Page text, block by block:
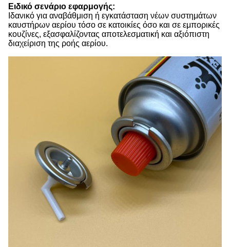
Ειδικό σενάριο εφαρμογής:
Ιδανικό για αναβάθμιση ή εγκατάσταση νέων συστημάτων
καυστήρων αερίου τόσο σε κατοικίες όσο και σε εμπορικές
κουζίνες, εξασφαλίζοντας αποτελεσματική και αξιόπιστη
διαχείριση της ροής αερίου.